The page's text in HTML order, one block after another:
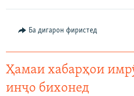
Ба дигарон фиристед
Ҳамаи хабарҳои
инҷо бихонед